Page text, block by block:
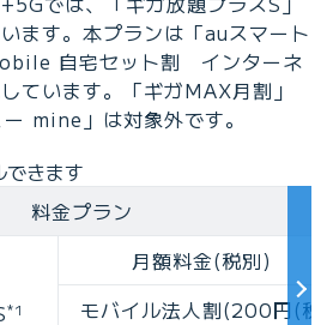
ます。本プランは「auスマート
自宅セット割 インターネ
ています。「ギガMAX月割」
mine」は対象外です。
きます
料金プラン
*1
月額料金(税別)
モバイル法人割(200円(税